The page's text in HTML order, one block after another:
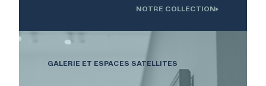
Oeuvre installée devant l'Institution interdisciplinaire d'innovation
NOTRE COLLECTION
GALERIE ET ESPACES SATELLITES